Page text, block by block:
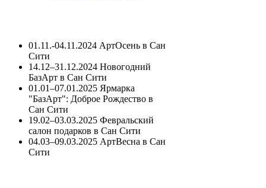
01.11.-04.11.2024 АртОсень в Сан
Сити
14.12–31.12.2024 Новогодний
БазАрт в Сан Сити
01.01–07.01.2025 Ярмарка
"БазАрт": Доброе Рождество в
Сан Сити
19.02–03.03.2025 Февральский
салон подарков в Сан Сити
04.03–09.03.2025 АртВесна в Сан
Сити